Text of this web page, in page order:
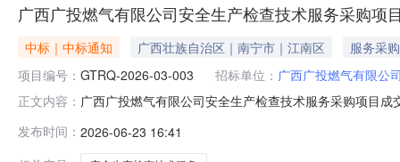
广西广投燃气有限公司安全生产检查技术服务采购项
中标｜中标通知 广西壮族自治区｜南宁市｜江南区
服务采购
项目编号： GTRQ-2026-03-003 招标单位： 广西广投燃气有限公
正文内容： 广西广投燃气有限公司安全生产检查技术服务采购项目
广投燃气有限公司安全生产检查技术服务采购项目标的
四、联系方式招标人：广西广
发布时间： 2026-06-23 16:41